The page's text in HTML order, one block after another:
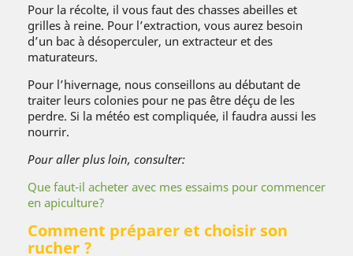
Pour la récolte, il vous faut des chasses abeilles et
grilles à reine. Pour l’extraction, vous aurez besoin
d’un bac à désoperculer, un extracteur et des
maturateurs.
Pour l’hivernage, nous conseillons au débutant de
traiter leurs colonies pour ne pas être déçu de les
perdre. Si la météo est compliquée, il faudra aussi les
nourrir.
Pour aller plus loin, consulter:
Que faut-il acheter avec mes essaims pour commencer
en apiculture?
Comment préparer et choisir son
rucher ?